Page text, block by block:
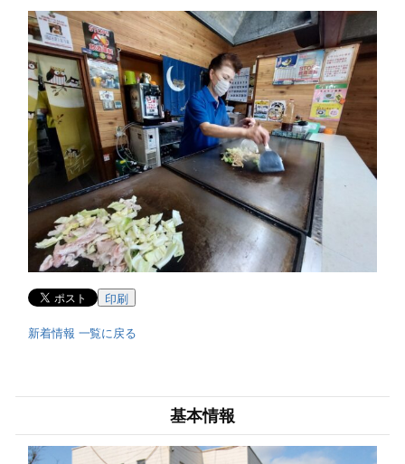
印刷
新着情報 一覧に戻る
基本情報